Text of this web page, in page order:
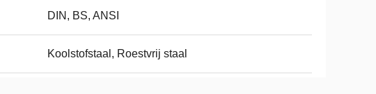
DIN, BS, ANSI
Koolstofstaal, Roestvrij staal